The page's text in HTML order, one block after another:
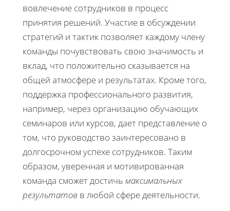
вовлечение сотрудников в процесс
принятия решений. Участие в обсуждении
стратегий и тактик позволяет каждому члену
команды почувствовать свою значимость и
вклад, что положительно сказывается на
общей атмосфере и результатах. Кроме того,
поддержка профессионального развития,
например, через организацию обучающих
семинаров или курсов, дает представление о
том, что руководство заинтересовано в
долгосрочном успехе сотрудников. Таким
образом, уверенная и мотивированная
команда сможет достичь максимальных
результатов в любой сфере деятельности.